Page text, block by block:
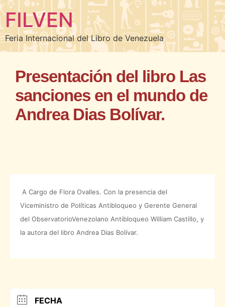
FILVEN
Feria Internacional del Libro de Venezuela
Presentación del libro Las
sanciones en el mundo de
Andrea Dias Bolívar.
A Cargo de Flora Ovalles. Con la presencia del
Viceministro de Políticas Antibloqueo y Gerente General
del ObservatorioVenezolano Antibloqueo William Castillo, y
la autora del libro Andrea Dias Bolívar.
FECHA